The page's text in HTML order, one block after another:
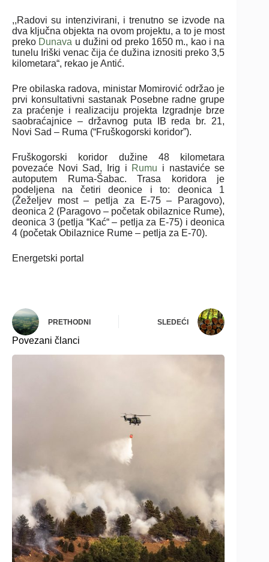
,,Radovi su intenzivirani, i trenutno se izvode na
dva ključna objekta na ovom projektu, a to je most
preko Dunava u dužini od preko 1650 m., kao i na
tunelu Iriški venac čija će dužina iznositi preko 3,5
kilometara“, rekao je Antić.
Pre obilaska radova, ministar Momirović održao je
prvi konsultativni sastanak Posebne radne grupe
za praćenje i realizaciju projekta Izgradnje brze
saobraćajnice – državnog puta IB reda br. 21,
Novi Sad – Ruma (“Fruškogorski koridor”).
Fruškogorski koridor dužine 48 kilometara
povezaće Novi Sad, Irig i Rumu i nastaviće se
autoputem Ruma-Šabac. Trasa koridora je
podeljena na četiri deonice i to: deonica 1
(Žeželjev most – petlja za E-75 – Paragovo),
deonica 2 (Paragovo – početak obilaznice Rume),
deonica 3 (petlja “Kać“ – petlja za E-75) i deonica
4 (početak Obilaznice Rume – petlja za E-70).
Energetski portal
PRETHODNI SLEDEĆI
Povezani članci